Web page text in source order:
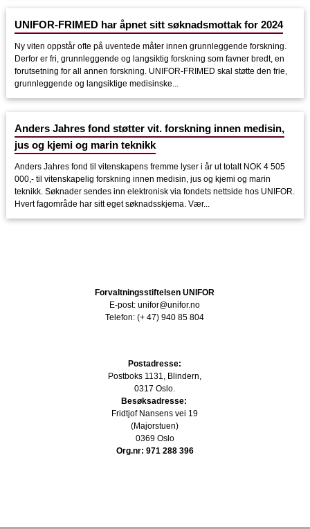
UNIFOR-FRIMED har åpnet sitt søknadsmottak for 2024
Ny viten oppstår ofte på uventede måter innen grunnleggende forskning.
Derfor er fri, grunnleggende og langsiktig forskning som favner bredt, en
forutsetning for all annen forskning. UNIFOR-FRIMED skal støtte den frie,
grunnleggende og langsiktige medisinske...
Anders Jahres fond støtter vit. forskning innen medisin,
jus og kjemi og marin teknikk
Anders Jahres fond til vitenskapens fremme lyser i år ut totalt NOK 4 505
000,- til vitenskapelig forskning innen medisin, jus og kjemi og marin
teknikk. Søknader sendes inn elektronisk via fondets nettside hos UNIFOR.
Hvert fagområde har sitt eget søknadsskjema. Vær...
Forvaltningsstiftelsen UNIFOR
E-post: unifor@unifor.no
Telefon: (+ 47) 940 85 804
Postadresse:
Postboks 1131, Blindern,
0317 Oslo.
Besøksadresse:
Fridtjof Nansens vei 19
(Majorstuen)
0369 Oslo
Org.nr: 971 288 396